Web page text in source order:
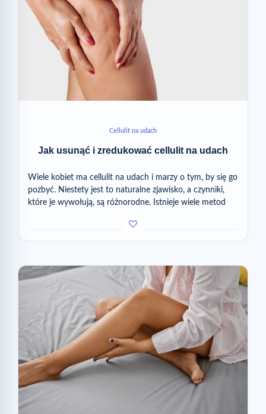
Cellulit na udach
Jak usunąć i zredukować cellulit na udach
Wiele kobiet ma cellulit na udach i marzy o tym, by się go
pozbyć. Niestety jest to naturalne zjawisko, a czynniki,
które je wywołują, są różnorodne. Istnieje wiele metod